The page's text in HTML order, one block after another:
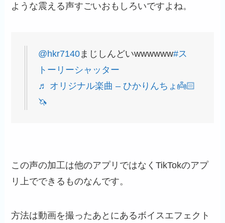
ような震える声すごいおもしろいですよね。
@hkr7140 まじしんどいwwwwww#ス
トーリーシャッター
♬ オリジナル楽曲 – ひかりんちょ👼🏻
🦄
この声の加工は他のアプリではなくTikTokのアプ
リ上でできるものなんです。
方法は動画を撮ったあとにあるボイスエフェクト